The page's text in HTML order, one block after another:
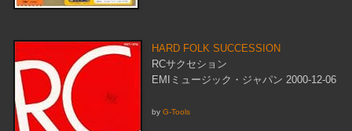
HARD FOLK SUCCESSION
RCサクセション
EMIミュージック・ジャパン 2000-12-06
by G-Tools